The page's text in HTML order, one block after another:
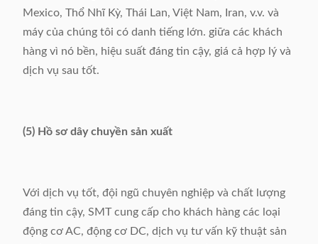
Mexico, Thổ Nhĩ Kỳ, Thái Lan, Việt Nam, Iran, v.v. và
máy của chúng tôi có danh tiếng lớn. giữa các khách
hàng vì nó bền, hiệu suất đáng tin cậy, giá cả hợp lý và
dịch vụ sau tốt.
(5) Hồ sơ dây chuyền sản xuất
Với dịch vụ tốt, đội ngũ chuyên nghiệp và chất lượng
đáng tin cậy, SMT cung cấp cho khách hàng các loại
động cơ AC, động cơ DC, dịch vụ tư vấn kỹ thuật sản